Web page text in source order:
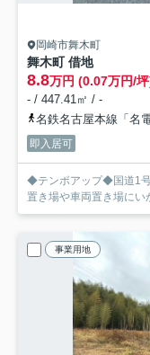
岡崎市舞木町
舞木町 借地
8.8万円 (0.07万円/
- / 447.41㎡ / -
名鉄名古屋本線「名
即入居可
◆テンポアップ◆国道1
置き場や車両置き場にい
事業用地